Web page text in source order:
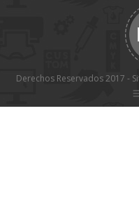
Derechos Reservados 2017 -